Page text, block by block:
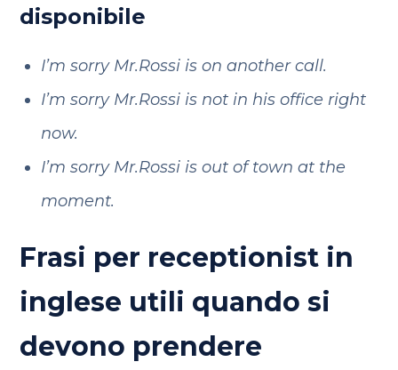
disponibile
I’m sorry Mr.Rossi is on another call.
I’m sorry Mr.Rossi is not in his office right
now.
I’m sorry Mr.Rossi is out of town at the
moment.
Frasi per receptionist in
inglese utili quando si
devono prendere